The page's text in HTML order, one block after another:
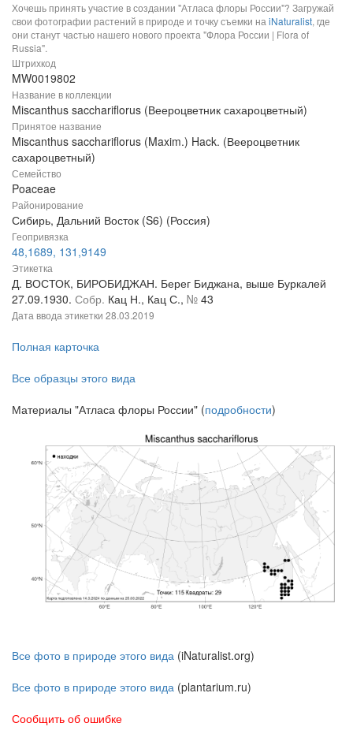
Хочешь принять участие в создании "Атласа флоры России"? Загружай
свои фотографии растений в природе и точку съемки на iNaturalist, где
они станут частью нашего нового проекта "Флора России | Flora of
Russia".
Штрихкод
MW0019802
Название в коллекции
Miscanthus sacchariflorus (Веероцветник сахароцветный)
Принятое название
Miscanthus sacchariflorus (Maxim.) Hack. (Веероцветник
сахароцветный)
Семейство
Poaceae
Районирование
Сибирь, Дальний Восток (S6) (Россия)
Геопривязка
48,1689, 131,9149
Этикетка
Д. ВОСТОК, БИРОБИДЖАН. Берег Биджана, выше Буркалей
27.09.1930. Собр. Кац Н., Кац С., № 43
Дата ввода этикетки 28.03.2019
Полная карточка
Все образцы этого вида
Материалы "Атласа флоры России" (подробности)
Все фото в природе этого вида (iNaturalist.org)
Все фото в природе этого вида (plantarium.ru)
Сообщить об ошибке